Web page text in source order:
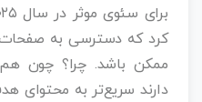
کرد که دسترسی به
ممکن باشد. چرا؟ چون
دارند سریع‌تر به محتوای